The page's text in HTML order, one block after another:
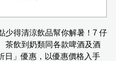
少得清涼飲品幫你解暑！7 仔
茶飲到奶類同各款啤酒及酒
日」優惠，以優惠價格入手